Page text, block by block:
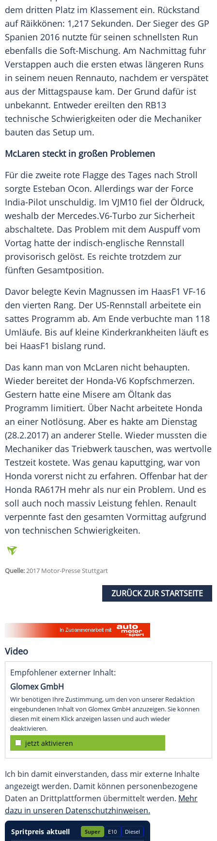
dem dritten Platz im Klassement ein. Rückstand
auf Räikkönen: 1,217 Sekunden. Der Sieger des GP
Spanien 2016 nutzte für seinen schnellsten Run
ebenfalls die Soft-Mischung. Am Nachmittag fuhr
Verstappen auch die ersten etwas längeren Runs
in seinem neuen Rennauto, nachdem er verspätet
aus der Mittagspause kam. Der Grund dafür ist
unbekannt. Entweder ereilten den RB13
technische Schwierigkeiten oder die Mechaniker
bauten das Setup um.
McLaren steckt in großen Problemen
Für die zweite rote Flagge des Tages nach Stroll
sorgte Esteban Ocon. Allerdings war der Force
India-Pilot unschuldig. Im VJM10 fiel der Öldruck,
weshalb der Mercedes.V6-Turbo zur Sicherheit
abschaltete. Das Problem mit dem Auspuff vom
Vortag hatte der indisch-englische Rennstall
provisorisch gelöst. Es reichte trotzdem zur
fünften Gesamtposition.
Davor belegte Kevin Magnussen im HaasF1 VF-16
den vierten Rang. Der US-Rennstall arbeitete ein
sattes Programm ab. Am Ende verbuchte man 118
Umläufe. Bis auf kleine Kinderkrankheiten läuft es
bei HaasF1 bislang rund.
Das kann man von McLaren nicht behaupten.
Wieder bereitet der Honda-V6 Kopfschmerzen.
Gestern hatte eine Misere am Öltank das
Programm limitiert. Über Nacht arbeitete Honda
an einer Notlösung. Aber es hakte am Dienstag
(28.2.2017) an anderer Stelle. Wieder mussten die
Mechaniker das Triebwerk tauschen, was wertvolle
Testzeit kostete. Was genau kaputtging, war von
Honda vorerst nicht zu erfahren. Offenbar hat der
Honda RA617H mehr als nur ein Problem. Und es
soll auch noch massiv Leistung fehlen. Renault
verpennte fast den gesamten Vormittag aufgrund
von technischen Schwierigkeiten.
Quelle:2017 Motor-Presse Stuttgart
ZURÜCK ZUR STARTSEITE
Video
Empfohlener externer Inhalt:
Glomex GmbH
Wir benötigen Ihre Zustimmung, um den von unserer Redaktion
eingebundenen Inhalt von Glomex GmbH anzuzeigen. Sie können
diesen mit einem Klick anzeigen lassen und auch wieder
deaktivieren.
jetzt aktivieren
Ich bin damit einverstanden, dass mir externe Inhalte
angezeigt werden. Damit können personenbezogene
Daten an Drittplattformen übermittelt werden. Mehr
dazu in unseren Datenschutzhinweisen.